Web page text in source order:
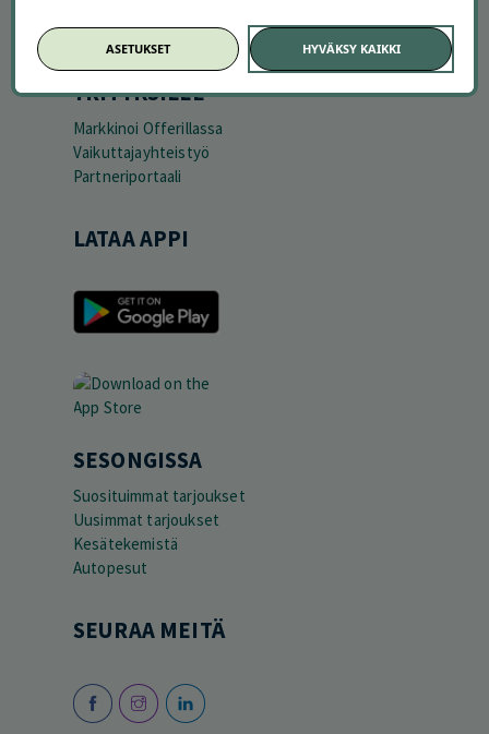
Avoimet työpaikat
Offerilla mediassa
YRITYKSILLE
Markkinoi Offerillassa
Vaikuttajayhteistyö
Partneriportaali
LATAA APPI
SESONGISSA
Suosituimmat tarjoukset
Uusimmat tarjoukset
Kesätekemistä
Autopesut
SEURAA MEITÄ
ASETUKSET HYVÄKSY KAIKKI